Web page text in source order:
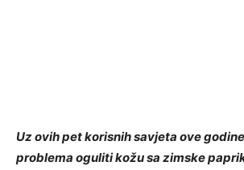
Uz ovih pet korisnih savjeta ove
problema oguliti kožu sa zimske